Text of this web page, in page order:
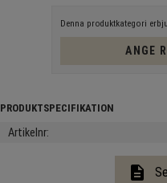
Denna produktkategori
ANGE
Artikelnr
description